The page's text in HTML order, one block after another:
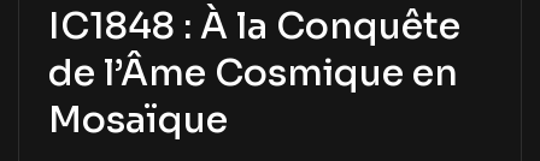
IC1848 : À la Conquête
de l’Âme Cosmique en
Mosaïque